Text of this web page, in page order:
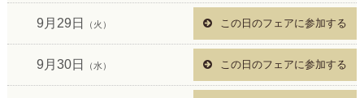
9月29日 （火） この日のフェアに参加する
9月30日 （水） この日のフェアに参加する